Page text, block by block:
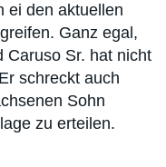
ei den aktuellen
Ganz egal,
Caruso Sr. hat nicht
schreckt auch
Sohn
zu erteilen.